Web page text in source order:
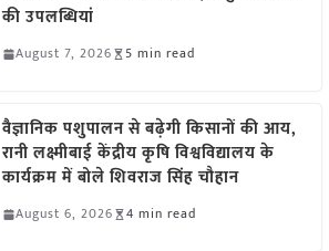
की उपलब्धियां
August 7, 2026 5 min read
वैज्ञानिक पशुपालन से बढ़ेगी किसानों की आय,
रानी लक्ष्मीबाई केंद्रीय कृषि विश्वविद्यालय के
कार्यक्रम में बोले शिवराज सिंह चौहान
August 6, 2026 4 min read